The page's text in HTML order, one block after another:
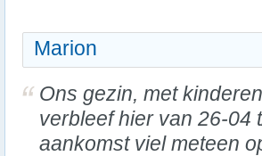
Marion
Ons gezin, met
verbleef hier van 26-04
aankomst viel meteen